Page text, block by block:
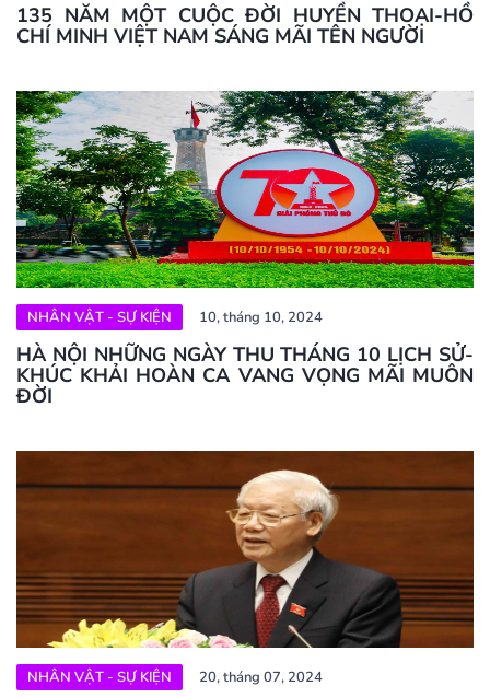
135 NĂM MỘT CUỘC ĐỜI HUYỀN THOẠI-HỒ
CHÍ MINH VIỆT NAM SÁNG MÃI TÊN NGƯỜI
NHÂN VẬT - SỰ KIỆN 10, tháng 10, 2024
HÀ NỘI NHỮNG NGÀY THU THÁNG 10 LỊCH SỬ-
KHÚC KHẢI HOÀN CA VANG VỌNG MÃI MUÔN
ĐỜI
NHÂN VẬT - SỰ KIỆN 20, tháng 07, 2024